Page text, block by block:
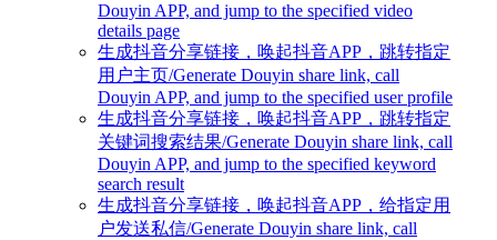
Douyin APP, and jump to the specified video
details page
生成抖音分享链接，唤起抖音APP，跳转指定
用户主页/Generate Douyin share link, call
Douyin APP, and jump to the specified user profile
生成抖音分享链接，唤起抖音APP，跳转指定
关键词搜索结果/Generate Douyin share link, call
Douyin APP, and jump to the specified keyword
search result
生成抖音分享链接，唤起抖音APP，给指定用
户发送私信/Generate Douyin share link, call